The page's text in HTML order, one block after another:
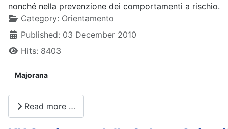
nonché nella prevenzione dei comportamenti a rischio.
DetailsCategory: Orientamento
Published: 03 December 2010
Hits: 8403
Majorana
Read more …